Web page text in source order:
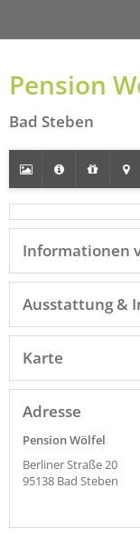
Pension
Bad Steben
Informationen
Ausstattung &
Karte
Adresse
Pension Wölfel
Berliner Straße 20
95138 Bad Steben